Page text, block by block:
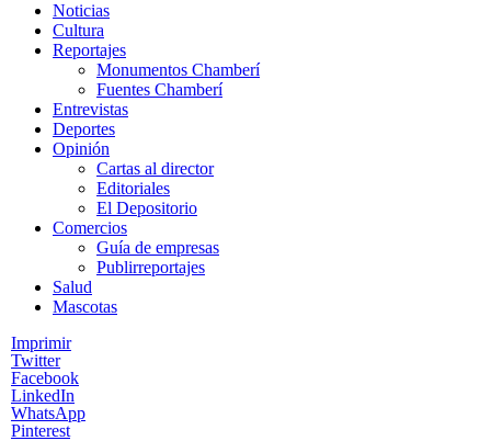
Noticias
Cultura
Reportajes
Monumentos Chamberí
Fuentes Chamberí
Entrevistas
Deportes
Opinión
Cartas al director
Editoriales
El Depositorio
Comercios
Guía de empresas
Publirreportajes
Salud
Mascotas
Imprimir
Twitter
Facebook
LinkedIn
WhatsApp
Pinterest